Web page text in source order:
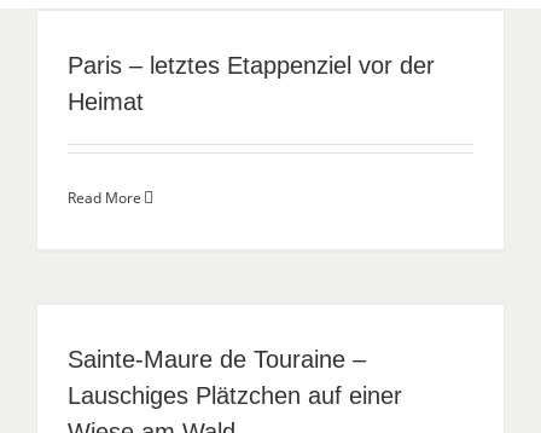
Paris – letztes Etappenziel vor der
Heimat
Read More
Sainte-Maure de Touraine –
Lauschiges Plätzchen auf einer